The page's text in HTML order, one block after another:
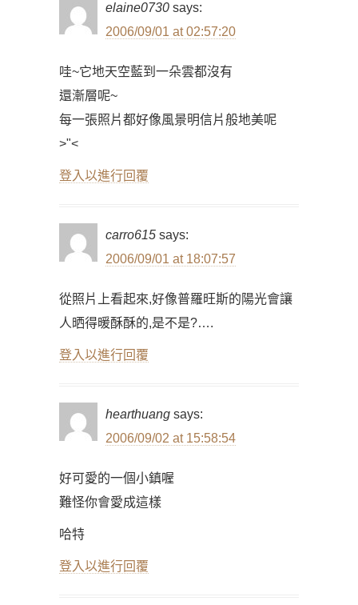
elaine0730 says:
2006/09/01 at 02:57:20
哇~它地天空藍到一朵雲都沒有
還漸層呢~
每一張照片都好像風景明信片般地美呢
>"<
登入以進行回覆
carro615 says:
2006/09/01 at 18:07:57
從照片上看起來,好像普羅旺斯的陽光會讓
人晒得暖酥酥的,是不是?….
登入以進行回覆
hearthuang says:
2006/09/02 at 15:58:54
好可愛的一個小鎮喔
難怪你會愛成這樣
哈特
登入以進行回覆